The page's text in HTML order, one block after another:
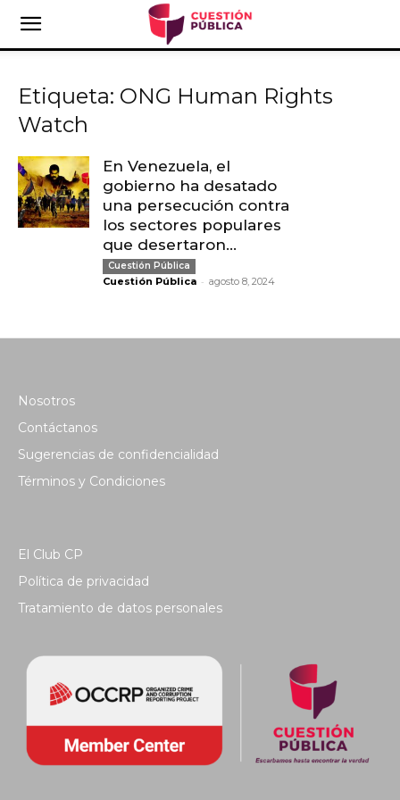
Etiqueta: ONG Human Rights
Watch
En Venezuela, el
gobierno ha desatado
una persecución contra
los sectores populares
que desertaron...
Cuestión Pública
Cuestión Pública - agosto 8, 2024
Nosotros
Contáctanos
Sugerencias de confidencialidad
Términos y Condiciones
El Club CP
Política de privacidad
Tratamiento de datos personales